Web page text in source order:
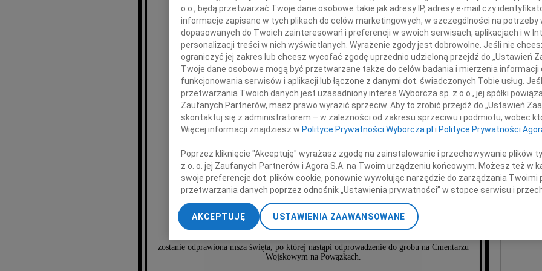
Janusz Krupski
Dziękujemy Bogu za Jego życie
Joanna z dziećmi:
Marysią i Tereską
oraz mamą
W poniedziałek, 26 kwietnia 2010 roku, o godzinie 14.30,
w kościele św. Marcina przy ul. Piwnej w Warszawie,
zostanie odprawiona msza święta, po której nastąpi odprowadzenie do grobu na Cmentarzu
Wojskowym na Powązkach.
3
+
Jerzy
o.o., będą przetwarzać Twoje dane osobowe takie jak adresy IP, adresy e-mail czy
informacje zapisane w tych plikach do celów marketingowych, w szczególności na potrzeby
dopasowanych do Twoich zainteresowań i preferencji w swoich serwisach, aplikacjach i w
personalizacji treści w nich wyświetlanych. Wyrażenie zgody jest dobrowolne. Jeśli nie
ograniczyć jej zakres lub chcesz wycofać zgodę uprzednio udzieloną przejdź do „Ustawień
Twoje dane osobowe mogą być przetwarzane także do celów badania i mierzenia
funkcjonowania serwisów i aplikacji lub łączone z danymi dot. świadczonych Tobie usług.
przetwarzania Twoich danych jest uzasadniony interes Wyborcza sp. z o.o., jej spółki
Zaufanych Partnerów, masz prawo wyrazić sprzeciw. Aby to zrobić przejdź do „Ustawień
skontaktuj się z administratorem – w zależności od zakresu sprzeciwu i podmiotu, wobec
Więcej informacji znajdziesz w Polityce Prywatności Wyborcza.pl i Polityce Prywatności
Poprzez kliknięcie "Akceptuję" wyrażasz zgodę na zainstalowanie i przechowywanie plików
z o. o. jej Zaufanych Partnerów i Agora S.A. na Twoim urządzeniu końcowym. Możesz też w
swoje preferencje dot. plików cookie, ponownie wywołując narzędzie do zarządzania
przetwarzania danych poprzez odnośnik „Ustawienia prywatności” w stopce serwisu i
„Ustawienia zaawansowane”. Zmiana ustawień plików cookie możliwa jest także za pomocą
My, nasi Zaufani Partnerzy i Agora S.A. możemy przetwarzać dane osobowe w
dokładnych danych geolokalizacyjnych. Aktywne skanowanie charakterystyki urządzenia do
Przechowywanie informacji na urządzeniu lub dostęp do nich. Spersonalizowane reklamy i
treści, badnie odbiorców i ulepszanie usług.Lista Zaufanych Partnerów
USTAWIENIA ZAAWANSOWANE
AKCEPTUJĘ